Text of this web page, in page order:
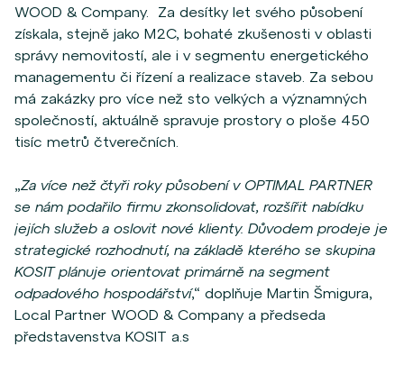
WOOD & Company. Za desítky let svého působení
získala, stejně jako M2C, bohaté zkušenosti v oblasti
správy nemovitostí, ale i v segmentu energetického
managementu či řízení a realizace staveb. Za sebou
má zakázky pro více než sto velkých a významných
společností, aktuálně spravuje prostory o ploše 450
tisíc metrů čtverečních.
„Za více než čtyři roky působení v OPTIMAL PARTNER
se nám podařilo firmu zkonsolidovat, rozšířit nabídku
jejích služeb a oslovit nové klienty. Důvodem prodeje je
strategické rozhodnutí, na základě kterého se skupina
KOSIT plánuje orientovat primárně na segment
odpadového hospodářství,“ doplňuje Martin Šmigura,
Local Partner WOOD & Company a předseda
představenstva KOSIT a.s